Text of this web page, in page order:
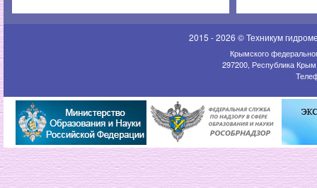
2015 - 2026 © Техникум
Крымского
297200, Республика